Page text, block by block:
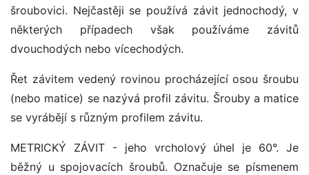
šroubovici. Nejčastěji se používá závit jednochodý, v
některých případech však používáme závitů
dvouchodých nebo vícechodých.
Řet závitem vedený rovinou procházející osou šroubu
(nebo matice) se nazývá profil závitu. Šrouby a matice
se vyrábějí s různým profilem závitu.
METRICKÝ ZÁVIT - jeho vrcholový úhel je 60°. Je
běžný u spojovacích šroubů. Označuje se písmenem